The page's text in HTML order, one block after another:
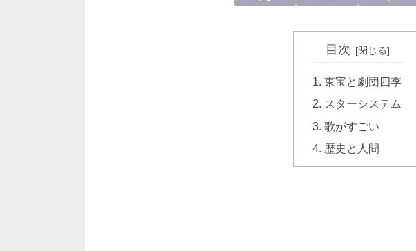
目次
東宝と劇団四季
スターシステム
歌がすごい
歴史と人間